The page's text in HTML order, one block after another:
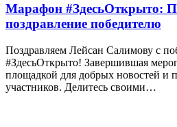
Марафон #ЗдесьОткрыто:
поздравление победителю
Поздравляем Лейсан Салимову с
#ЗдесьОткрыто! Завершившая
площадкой для добрых новостей и
участников. Делитесь своими…